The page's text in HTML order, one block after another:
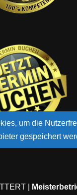
|
um die
gespeichert